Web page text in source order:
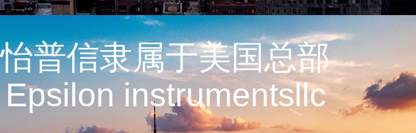
怡普信隶属于美国总部
Epsilon instrumentsllc